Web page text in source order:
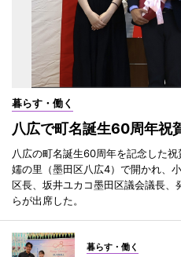
暮らす・働く
八広で町名誕生60周年
八広の町名誕生60周年を記念した
嬬の里（墨田区八広4）で開かれ、
区長、坂井ユカコ墨田区議会議長
らが出席した。
暮らす・働く